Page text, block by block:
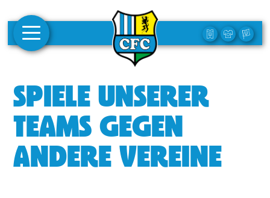
1. MANNSCHAFT
FRAUEN
CAMPUS
SPIELE UNSERER
TEAMS GEGEN
ANDERE VEREINE